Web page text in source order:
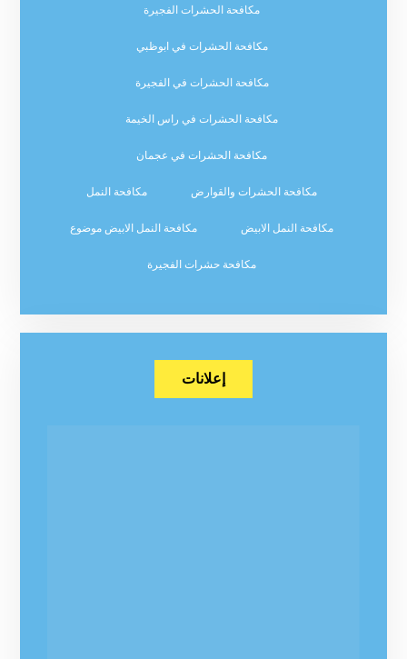
مكافحة الحشرات الفجيرة
مكافحة الحشرات في ابوظبي
مكافحة الحشرات في الفجيرة
مكافحة الحشرات في راس الخيمة
مكافحة الحشرات في عجمان
مكافحة الحشرات والقوارض مكافحة النمل
مكافحة النمل الابيض مكافحة النمل الابيض موضوع
مكافحة حشرات الفجيرة
إعلانات